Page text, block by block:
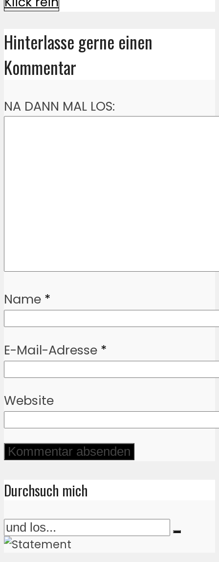
Hinterlasse gerne einen
Kommentar
NA DANN MAL LOS:
Name *
E-Mail-Adresse *
Website
Durchsuch mich